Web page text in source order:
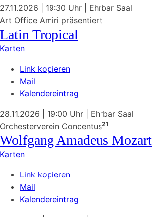
27.11.2026 | 19:30 Uhr
Ehrbar Saal
Art Office Amiri präsentiert
Latin Tropical
Karten
Link kopieren
Mail
Kalendereintrag
28.11.2026 | 19:00 Uhr
Ehrbar Saal
Orchesterverein Concentus21
Wolfgang Amadeus Mozart
Karten
Link kopieren
Mail
Kalendereintrag